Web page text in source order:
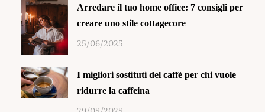
Arredare il tuo home office: 7 consigli per
creare uno stile cottagecore
25/06/2025
I migliori sostituti del caffè per chi vuole
ridurre la caffeina